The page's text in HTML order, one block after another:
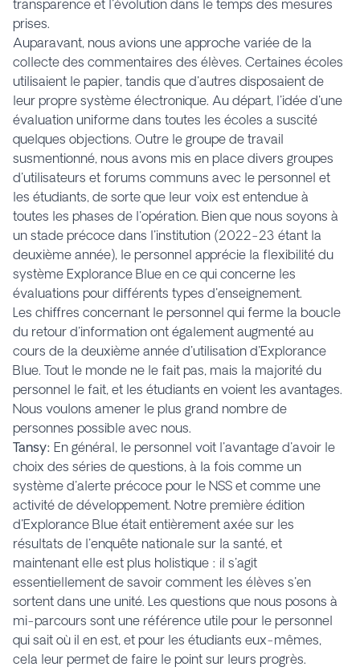
transparence et l'évolution dans le temps des mesures
prises.
Auparavant, nous avions une approche variée de la
collecte des commentaires des élèves. Certaines écoles
utilisaient le papier, tandis que d'autres disposaient de
leur propre système électronique. Au départ, l'idée d'une
évaluation uniforme dans toutes les écoles a suscité
quelques objections. Outre le groupe de travail
susmentionné, nous avons mis en place divers groupes
d'utilisateurs et forums communs avec le personnel et
les étudiants, de sorte que leur voix est entendue à
toutes les phases de l'opération. Bien que nous soyons à
un stade précoce dans l'institution (2022-23 étant la
deuxième année), le personnel apprécie la flexibilité du
système Explorance Blue en ce qui concerne les
évaluations pour différents types d'enseignement.
Les chiffres concernant le personnel qui ferme la boucle
du retour d'information ont également augmenté au
cours de la deuxième année d'utilisation d'Explorance
Blue. Tout le monde ne le fait pas, mais la majorité du
personnel le fait, et les étudiants en voient les avantages.
Nous voulons amener le plus grand nombre de
personnes possible avec nous.
Tansy: En général, le personnel voit l'avantage d'avoir le
choix des séries de questions, à la fois comme un
système d'alerte précoce pour le NSS et comme une
activité de développement. Notre première édition
d'Explorance Blue était entièrement axée sur les
résultats de l'enquête nationale sur la santé, et
maintenant elle est plus holistique : il s'agit
essentiellement de savoir comment les élèves s'en
sortent dans une unité. Les questions que nous posons à
mi-parcours sont une référence utile pour le personnel
qui sait où il en est, et pour les étudiants eux-mêmes,
cela leur permet de faire le point sur leurs progrès.